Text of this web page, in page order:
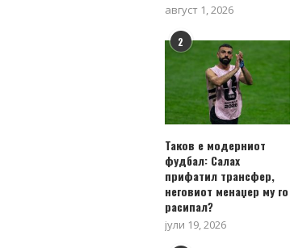
август 1, 2026
2
Таков е модерниот
фудбал: Салах
прифатил трансфер,
неговиот менаџер му го
расипал?
јули 19, 2026